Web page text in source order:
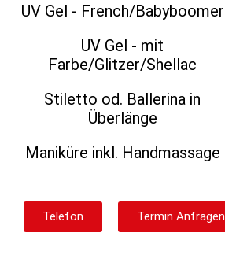
UV Gel - French/Babyboomer
UV Gel - mit
Farbe/Glitzer/Shellac
Stiletto od. Ballerina in
Überlänge
Maniküre inkl. Handmassage
Telefon Termin Anfragen